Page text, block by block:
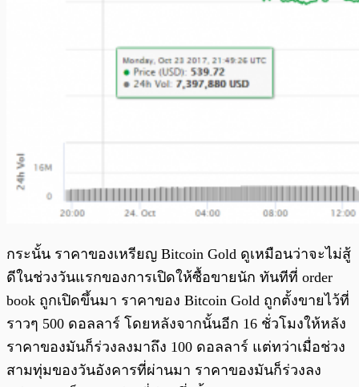
กระนั้น ราคาของเหรียญ Bitcoin Gold ดูเหมือนว่าจะไม่สู้
ดีในช่วงวันแรกของการเปิดให้ซื้อขายนัก ทันทีที่ order
book ถูกเปิดขึ้นมา ราคาของ Bitcoin Gold ถูกตั้งขายไว้ที่
ราวๆ 500 ดอลลาร์ โดยหลังจากนั้นอีก 16 ชั่วโมงให้หลัง
ราคาของมันก็ร่วงลงมาถึง 100 ดอลลาร์ แต่ทว่าเมื่อช่วง
สามทุ่มของวันอังคารที่ผ่านมา ราคาของมันก็ร่วงลง